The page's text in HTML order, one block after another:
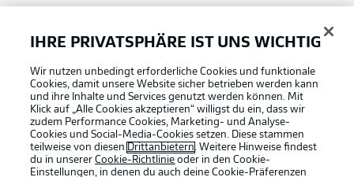
Football as it's meant to be
BUNDESLIGA APP
IHRE PRIVATSPHÄRE IST UNS WICHTIG
Wir nutzen unbedingt erforderliche Cookies und funktionale
Cookies, damit unsere Website sicher betrieben werden kann
und ihre Inhalte und Services genutzt werden können. Mit
Klick auf „Alle Cookies akzeptieren“ willigst du ein, dass wir
zudem Performance Cookies, Marketing- und Analyse-
Cookies und Social-Media-Cookies setzen. Diese stammen
teilweise von diesen Drittanbietern. Weitere Hinweise findest
du in unsererCookie-Richtlinie oder in den Cookie-
Einstellungen, in denen du auch deine Cookie-Präferenzen